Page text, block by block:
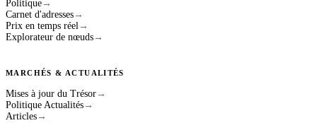
Politique →
Carnet d'adresses →
Prix en temps réel →
Explorateur de nœuds →
MARCHÉS & ACTUALITÉS
Mises à jour du Trésor →
Politique Actualités →
Articles →